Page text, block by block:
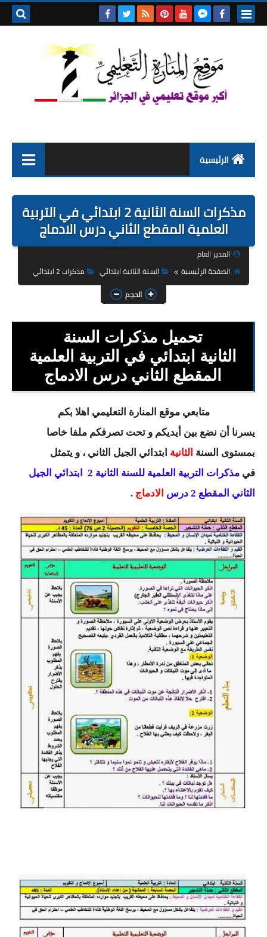
الرئيسية
التربية التحضيرية
السنة الاولى ابتدائي
السنة الثانية ابتدائي
السنة الثالثة ابتدائي
السنة الرابعة ابتدائي
السنة الخامسة ابتدائي
شهادة التعليم الابتدائي
تزيين القسم
التعليم المتوسط
السنة الاولى متوسط
السنة الثالثة متوسط
السنة الرابعة متوسط
شهادة التعليم المتوسط
بنك الفروض و الاختبارات
محفظة الأستاذ
بنك مذكرات الاستاذ
بنك التوزيعات الشهرية
دفاتر استاذ التعليم الابتدائي
المسابقات المهنية
البحوث الجاهزة
بحوث العلوم الطبيعية
بحوث اللغة الفرنسية
مذكرات السنة الثانية 2 ابتدائي في التربية
العلمية المقطع الثاني درس الادماج
المدير العام
الصفحة الرئيسية
السنة الثانية ابتدائي
مذكرات 2 ابتدائي
الحجم
تحميل مذكرات السنة
الثانية ابتدائي في التربية العلمية
المقطع الثاني درس الادماج
متابعي موقع المنارة التعليمي اهلا بكم
يسرنا أن نضع بين أيديكم و تحت تصرفكم ملفا خاصا
بمستوى السنة الثانية ابتدائي الجيل الثاني ، و يتمثل
في
مذكرات التربية العلمية للسنة الثانية 2 ابتدائي الجيل
الثاني المقطع 2 درس
الادماج .